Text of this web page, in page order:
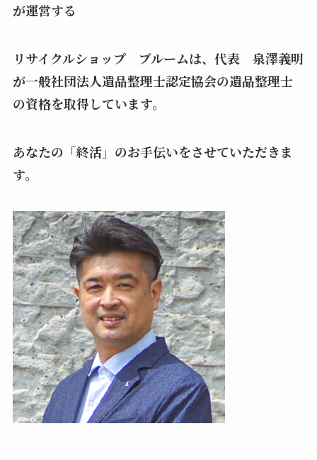
が運営する
リサイクルショップ ブルームは、代表 泉澤義明
が一般社団法人遺品整理士認定協会の遺品整理士
の資格を取得しています。
あなたの「終活」のお手伝いをさせていただきま
す。